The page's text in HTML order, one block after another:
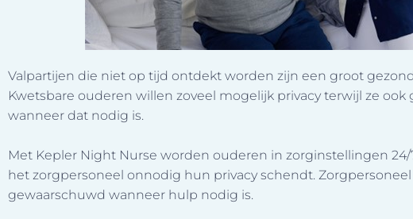
Valpartijen die niet op tijd ontdekt worden zijn een groot
Kwetsbare ouderen willen zoveel mogelijk privacy terwijl ze
wanneer dat nodig is.
Met Kepler Night Nurse worden ouderen in zorginstellingen
het zorgpersoneel onnodig hun privacy schendt.
gewaarschuwd wanneer hulp nodig is.